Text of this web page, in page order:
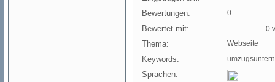
Bewertungen: 0
Bewertet mit: 0
Thema: Webseite
Keywords:
Sprachen: